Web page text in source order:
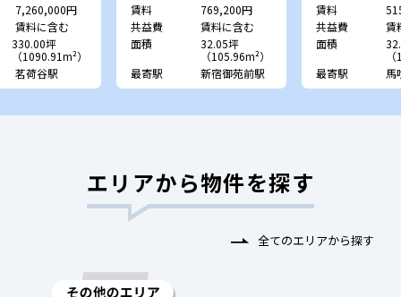
7,260,000円
賃料に含む
330.00坪
（1090.91m²）
茗荷谷駅
賃料
769,200円
共益費
賃料に含む
面積
32.05坪
（105.96m²）
最寄駅
新宿御苑前駅
賃料
共益費
賃
面積
最寄駅
馬
エリアから物件を探す
全てのエリアから探す